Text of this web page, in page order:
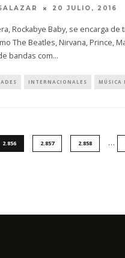
20 JULIO, 2016
Rockabye Baby, se encarga
The Beatles, Nirvana, Prince,
bandas com...
INTERNACIONALES MÚSICA
2.856 2.857 2.858 …